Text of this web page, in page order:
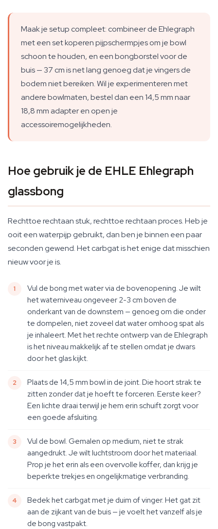
Maak je setup compleet: combineer de Ehlegraph
met een set koperen pijpschermpjes om je bowl
schoon te houden, en een bongborstel voor de
buis — 37 cm is net lang genoeg dat je vingers de
bodem niet bereiken. Wil je experimenteren met
andere bowlmaten, bestel dan een 14,5 mm naar
18,8 mm adapter en open je
accessoiremogelijkheden.
Hoe gebruik je de EHLE Ehlegraph
glassbong
Rechttoe rechtaan stuk, rechttoe rechtaan proces. Heb je
ooit een waterpijp gebruikt, dan ben je binnen een paar
seconden gewend. Het carbgat is het enige dat misschien
nieuw voor je is.
Vul de bong met water via de bovenopening. Je wilt
het waterniveau ongeveer 2-3 cm boven de
onderkant van de downstem — genoeg om die onder
te dompelen, niet zoveel dat water omhoog spat als
je inhaleert. Met het rechte ontwerp van de Ehlegraph
is het niveau makkelijk af te stellen omdat je dwars
door het glas kijkt.
Plaats de 14,5 mm bowl in de joint. Die hoort strak te
zitten zonder dat je hoeft te forceren. Eerste keer?
Een lichte draai terwijl je hem erin schuift zorgt voor
een goede afsluiting.
Vul de bowl. Gemalen op medium, niet te strak
aangedrukt. Je wilt luchtstroom door het materiaal.
Prop je het erin als een overvolle koffer, dan krijg je
beperkte trekjes en ongelijkmatige verbranding.
Bedek het carbgat met je duim of vinger. Het gat zit
aan de zijkant van de buis — je voelt het vanzelf als je
de bong vastpakt.